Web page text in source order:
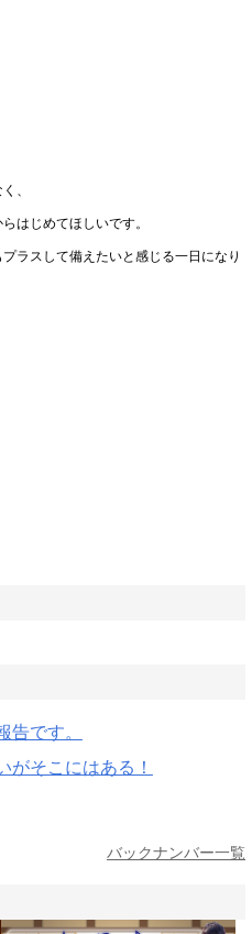
、
はじめてほしいです。
ラスして備えたいと感じる一日になり
告です。
がそこにはある！
バックナンバー一覧